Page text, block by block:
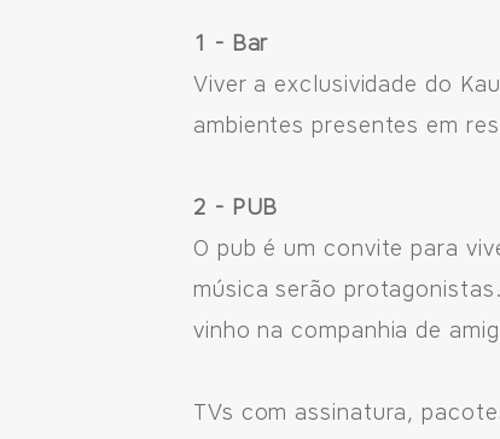
Fale Conosco
Razão Social: Jmd Hamoa Urbanismo Ltda
Sinop/MT - 78.555-453
66 3531 9505
1 - Bar
Viver a exclusividade do
ambientes presentes em
2 - PUB
O pub é um convite para
música serão
vinho na companhia de
TVs com assinatura,